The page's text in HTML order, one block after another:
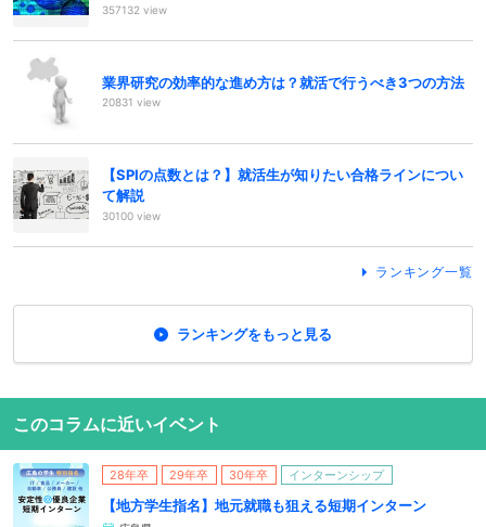
357132 view
業界研究の効率的な進め方は？就活で行うべき3つの方法
20831 view
【SPIの点数とは？】就活生が知りたい合格ラインについ
て解説
30100 view
ランキング一覧
ランキングをもっと見る
このコラムに近いイベント
28年卒 29年卒 30年卒 インターンシップ
【地方学生指名】地元就職も狙える短期インターン